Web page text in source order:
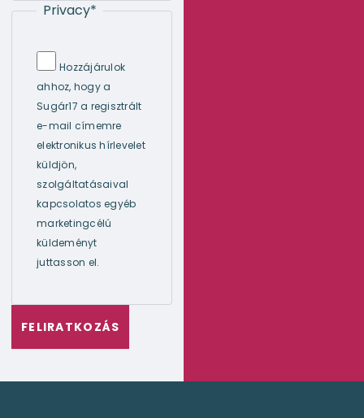
Privacy*
Hozzájárulok
ahhoz, hogy a
Sugár17 a regisztrált
e-mail címemre
elektronikus hírlevelet
küldjön,
szolgáltatásaival
kapcsolatos egyéb
marketingcélú
küldeményt
juttasson el.